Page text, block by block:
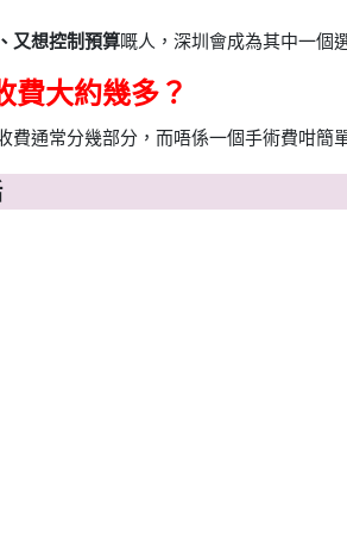
又想控制預算嘅人，深圳會成為其中一個
費大約幾多？
費通常分幾部分，而唔係一個手術費咁簡